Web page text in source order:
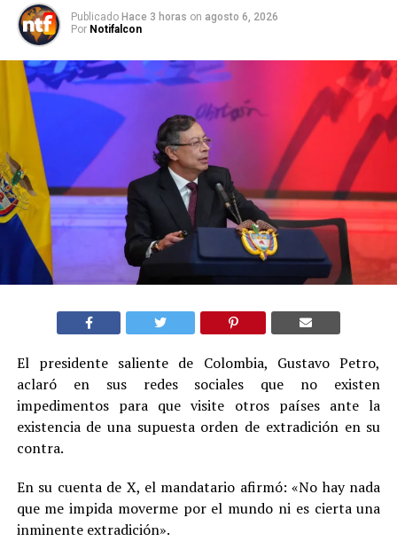
Publicado Hace 3 horas on agosto 6, 2026
Por Notifalcon
El presidente saliente de Colombia, Gustavo Petro,
aclaró en sus redes sociales que no existen
impedimentos para que visite otros países ante la
existencia de una supuesta orden de extradición en su
contra.
En su cuenta de X, el mandatario afirmó: «No hay nada
que me impida moverme por el mundo ni es cierta una
inminente extradición».